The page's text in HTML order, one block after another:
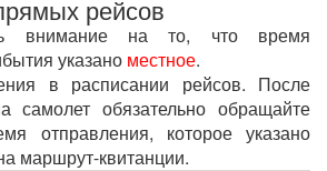
рейсов
внимание на то, что время
указано местное.
в расписании рейсов. После
самолет обязательно обращайте
отправления, которое указано
маршрут-квитанции.